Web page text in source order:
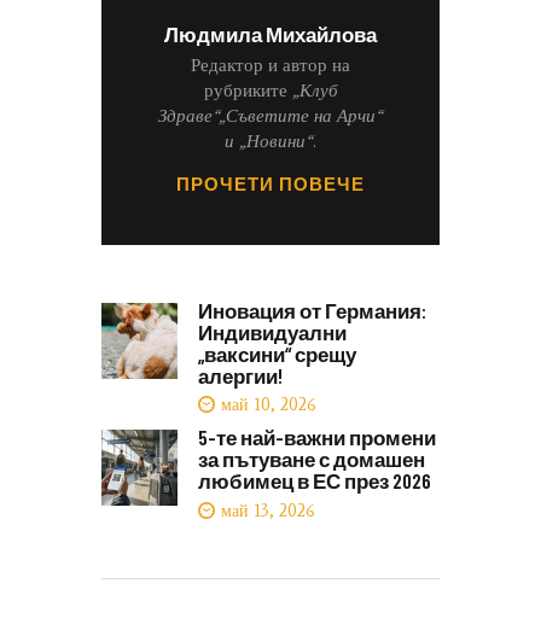
Людмила Михайлова
Редактор и автор на
рубриките „Клуб
Здраве“„Съветите на Арчи“
и „Новини“.
ПРОЧЕТИ ПОВЕЧЕ
Иновация от Германия:
Индивидуални
„ваксини“ срещу
алергии!
май 10, 2026
5-те най-важни промени
за пътуване с домашен
любимец в ЕС през 2026
май 13, 2026